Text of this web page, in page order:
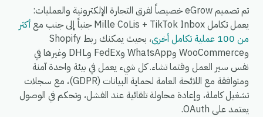
تم تصميم eGrow خصيصاً لفرق التجارة الإلكترونية والعمليات:
يعمل تكامل Mille CoLis + TikTok Inbox جنباً إلى جنب مع
أكثر
من 100 عملية تكامل أخرى
، بحيث يمكنك ربط Shopify
وWooCommerce وWhatsApp وFedEx وDHL وغيرها في
نفس سير العمل وقتما تشاء. كل شيء يعمل في بيئة واحدة آمنة
ومتوافقة مع اللائحة العامة لحماية البيانات (GDPR)، مع سجلات
تشغيل كاملة، وإعادة محاولة تلقائية عند الفشل، وتحكم في الوصول
يعتمد على OAuth.